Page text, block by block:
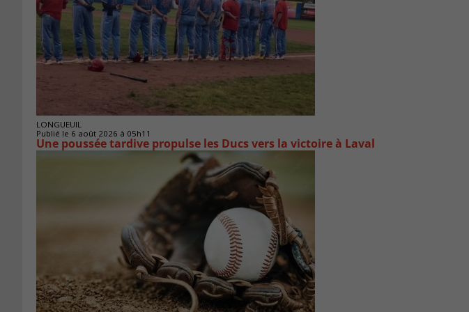
LONGUEUIL
Publié le 6 août 2026 à 05h11
Une poussée tardive propulse les Ducs vers la victoire à Laval